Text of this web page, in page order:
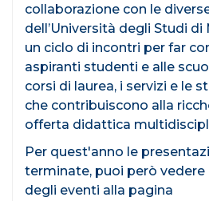
collaborazione con le
dell’Università degli Studi di
un ciclo di incontri per far
aspiranti studenti e alle
corsi di laurea, i servizi e le
che contribuiscono alla
offerta didattica
Per quest'anno le
terminate, puoi però vedere
degli eventi alla pagina